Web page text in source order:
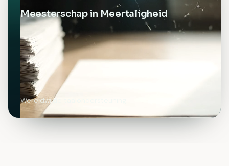
Meesterschap in Meertaligheid
Wereldwijde taalondersteuning